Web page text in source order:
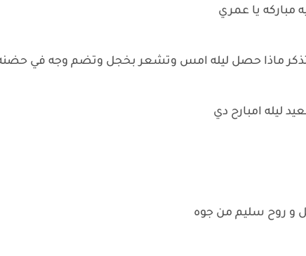
مباركه يا عمري
ماذا حصل ليله امس وتشعر بخجل وتضم وجه في
ليله امبارح دي
و روح سليم من جوه